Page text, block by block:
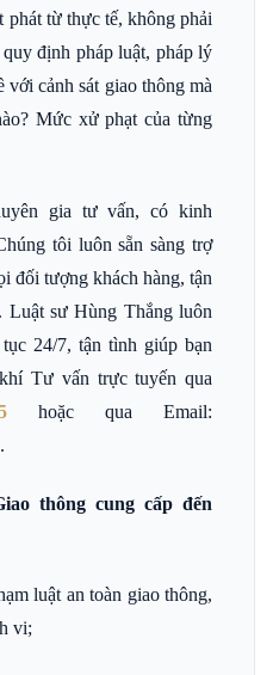
từ thực tế, không phải
định pháp luật, pháp lý
với cảnh sát giao thông mà
Mức xử phạt của từng
gia tư vấn, có kinh
tôi luôn sẵn sàng trợ
đối tượng khách hàng, tận
Luật sư Hùng Thắng luôn
24/7, tận tình giúp bạn
Tư vấn trực tuyến qua
hoặc qua Email:
.
thông cung cấp đến
luật an toàn giao thông,
vi;